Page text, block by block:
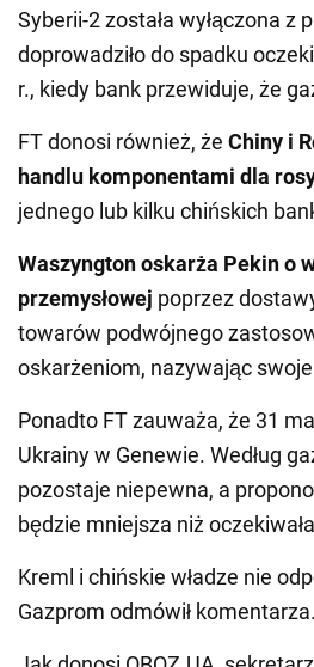
Syberii-2 została wyłączona z
doprowadziło do spadku
r., kiedy bank przewiduje, że
FT donosi również, że Chiny i
handlu komponentami dla
jednego lub kilku chińskich
Waszyngton oskarża Pekin o
przemysłowej poprzez
towarów podwójnego
oskarżeniom, nazywając
Ponadto FT zauważa, że 31
Ukrainy w Genewie. Według
pozostaje niepewna, a
będzie mniejsza niż
Kreml i chińskie władze nie
Gazprom odmówił komentarza.